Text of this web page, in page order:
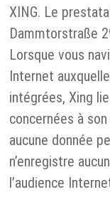
XING. Le
Dammtorstraße
Lorsque vous
Internet
intégrées, Xing
concernées à
aucune donnée
n’enregistre
l’audience